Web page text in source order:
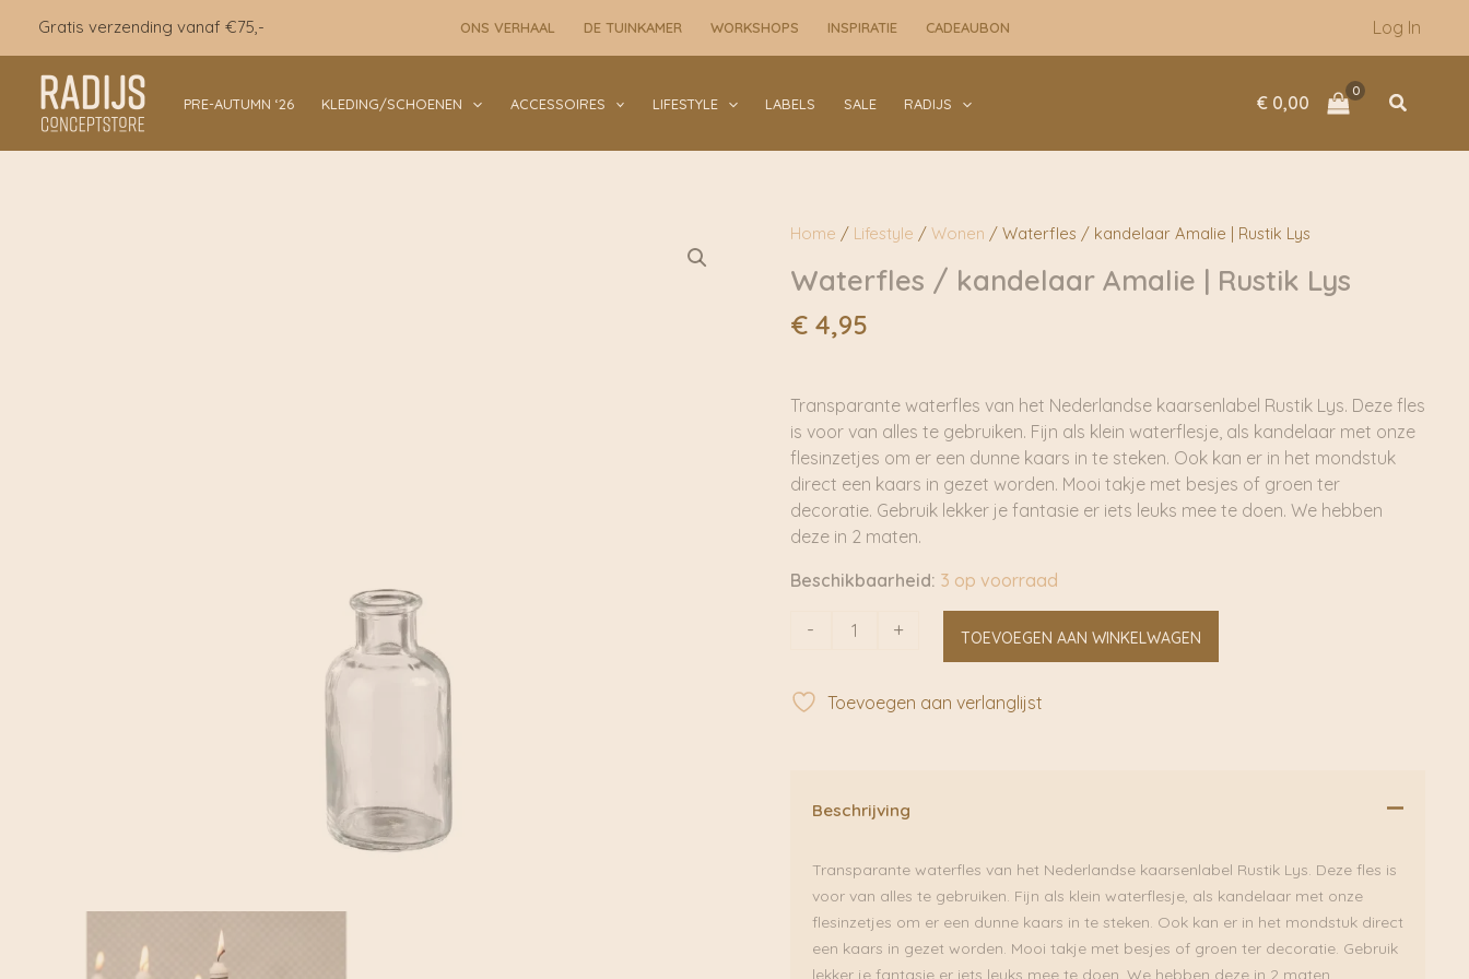
inhoud
Gratis verzending vanaf €75,- ONS VERHAAL DE TUINKAMER WORKSHOPS INSPIRATIE CADEAUBON Log In
PRE-AUTUMN ‘26 KLEDING/SCHOENEN ACCESSOIRES LIFESTYLE LABELS SALE RADIJS € 0,00 Zoeken
Home / Lifestyle / Wonen / Waterfles / kandelaar Amalie | Rustik Lys
Waterfles / kandelaar Amalie | Rustik Lys
€4,95
Transparante waterfles van het Nederlandse kaarsenlabel Rustik Lys. Deze fles
is voor van alles te gebruiken. Fijn als klein waterflesje, als kandelaar met onze
flesinzetjes om er een dunne kaars in te steken. Ook kan er in het mondstuk
direct een kaars in gezet worden. Mooi takje met besjes of groen ter
decoratie. Gebruik lekker je fantasie er iets leuks mee te doen. We hebben
deze in 2 maten.
Beschikbaarheid: 3 op voorraad
-
Waterfles
Amalie
aantal
+ TOEVOEGEN AAN WINKELWAGEN
Toevoegen aan verlanglijst
Beschrijving
Transparante waterfles van het Nederlandse kaarsenlabel Rustik Lys. Deze fles is
voor van alles te gebruiken. Fijn als klein waterflesje, als kandelaar met onze
flesinzetjes om er een dunne kaars in te steken. Ook kan er in het mondstuk direct
een kaars in gezet worden. Mooi takje met besjes of groen ter decoratie. Gebruik
lekker je fantasie er iets leuks mee te doen. We hebben deze in 2 maten.
Amalie
|
Lys